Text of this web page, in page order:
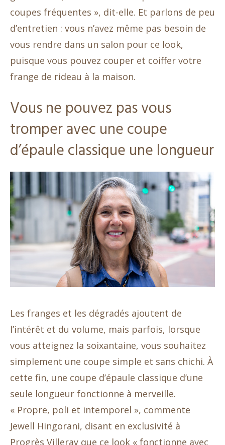
coupes fréquentes », dit-elle. Et parlons de peu
d’entretien : vous n’avez même pas besoin de
vous rendre dans un salon pour ce look,
puisque vous pouvez couper et coiffer votre
frange de rideau à la maison.
Vous ne pouvez pas vous
tromper avec une coupe
d’épaule classique une longueur
Les franges et les dégradés ajoutent de
l’intérêt et du volume, mais parfois, lorsque
vous atteignez la soixantaine, vous souhaitez
simplement une coupe simple et sans chichi. À
cette fin, une coupe d’épaule classique d’une
seule longueur fonctionne à merveille.
« Propre, poli et intemporel », commente
Jewell Hingorani, disant en exclusivité à
Progrès Villeray que ce look « fonctionne avec